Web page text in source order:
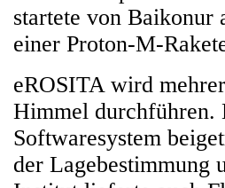
startete von Baikonur
einer Proton-M-
eROSITA wird
Himmel durchführen.
Softwaresystem
der Lagebestimmung